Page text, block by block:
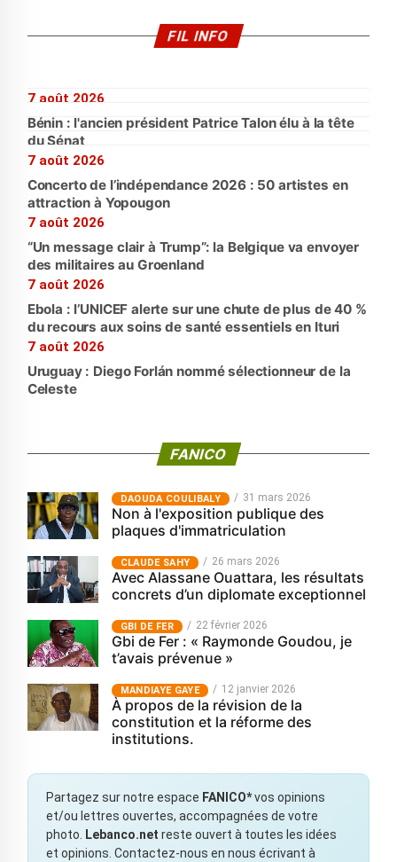
FIL INFO
7 août 2026
Bénin : l'ancien président Patrice Talon élu à la tête
du Sénat
7 août 2026
Concerto de l’indépendance 2026 : 50 artistes en
attraction à Yopougon
7 août 2026
“Un message clair à Trump”: la Belgique va envoyer
des militaires au Groenland
7 août 2026
Ebola : l’UNICEF alerte sur une chute de plus de 40 %
du recours aux soins de santé essentiels en Ituri
7 août 2026
Uruguay : Diego Forlán nommé sélectionneur de la
Celeste
FANICO
‎DAOUDA COULIBALY 31 mars 2026
Non à l'exposition publique des
plaques d'immatriculation
CLAUDE SAHY 26 mars 2026
Avec Alassane Ouattara, les résultats
concrets d’un diplomate exceptionnel
GBI DE FER 22 février 2026
Gbi de Fer : « Raymonde Goudou, je
t’avais prévenue »
MANDIAYE GAYE 12 janvier 2026
À propos de la révision de la
constitution et la réforme des
institutions.
Partagez sur notre espace FANICO*vos opinions
et/ou lettres ouvertes, accompagnées de votre
photo.
Lebanco.net reste ouvert à toutes les idées
et opinions. Contactez-nous en nous écrivant à